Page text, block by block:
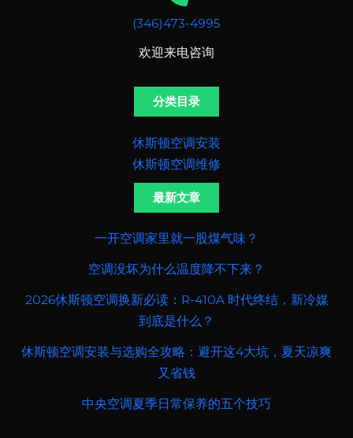
(346)473-4995
欢迎来电咨询
分类目录
休斯顿空调安装
休斯顿空调维修
最新文章
一开空调家里就一股煤气味？
空调没坏为什么温度降不下来？
2026休斯顿空调换新必读：R-410A 时代终结，新冷媒
到底是什么？
休斯顿空调安装与选购全攻略：避开这4大坑，夏天凉爽
又省钱
中央空调夏季日常保养的五个技巧